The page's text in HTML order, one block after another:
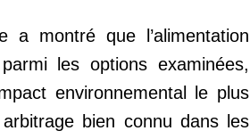
a montré que l’alimentation
les options examinées,
environnemental le plus
bien connu dans les